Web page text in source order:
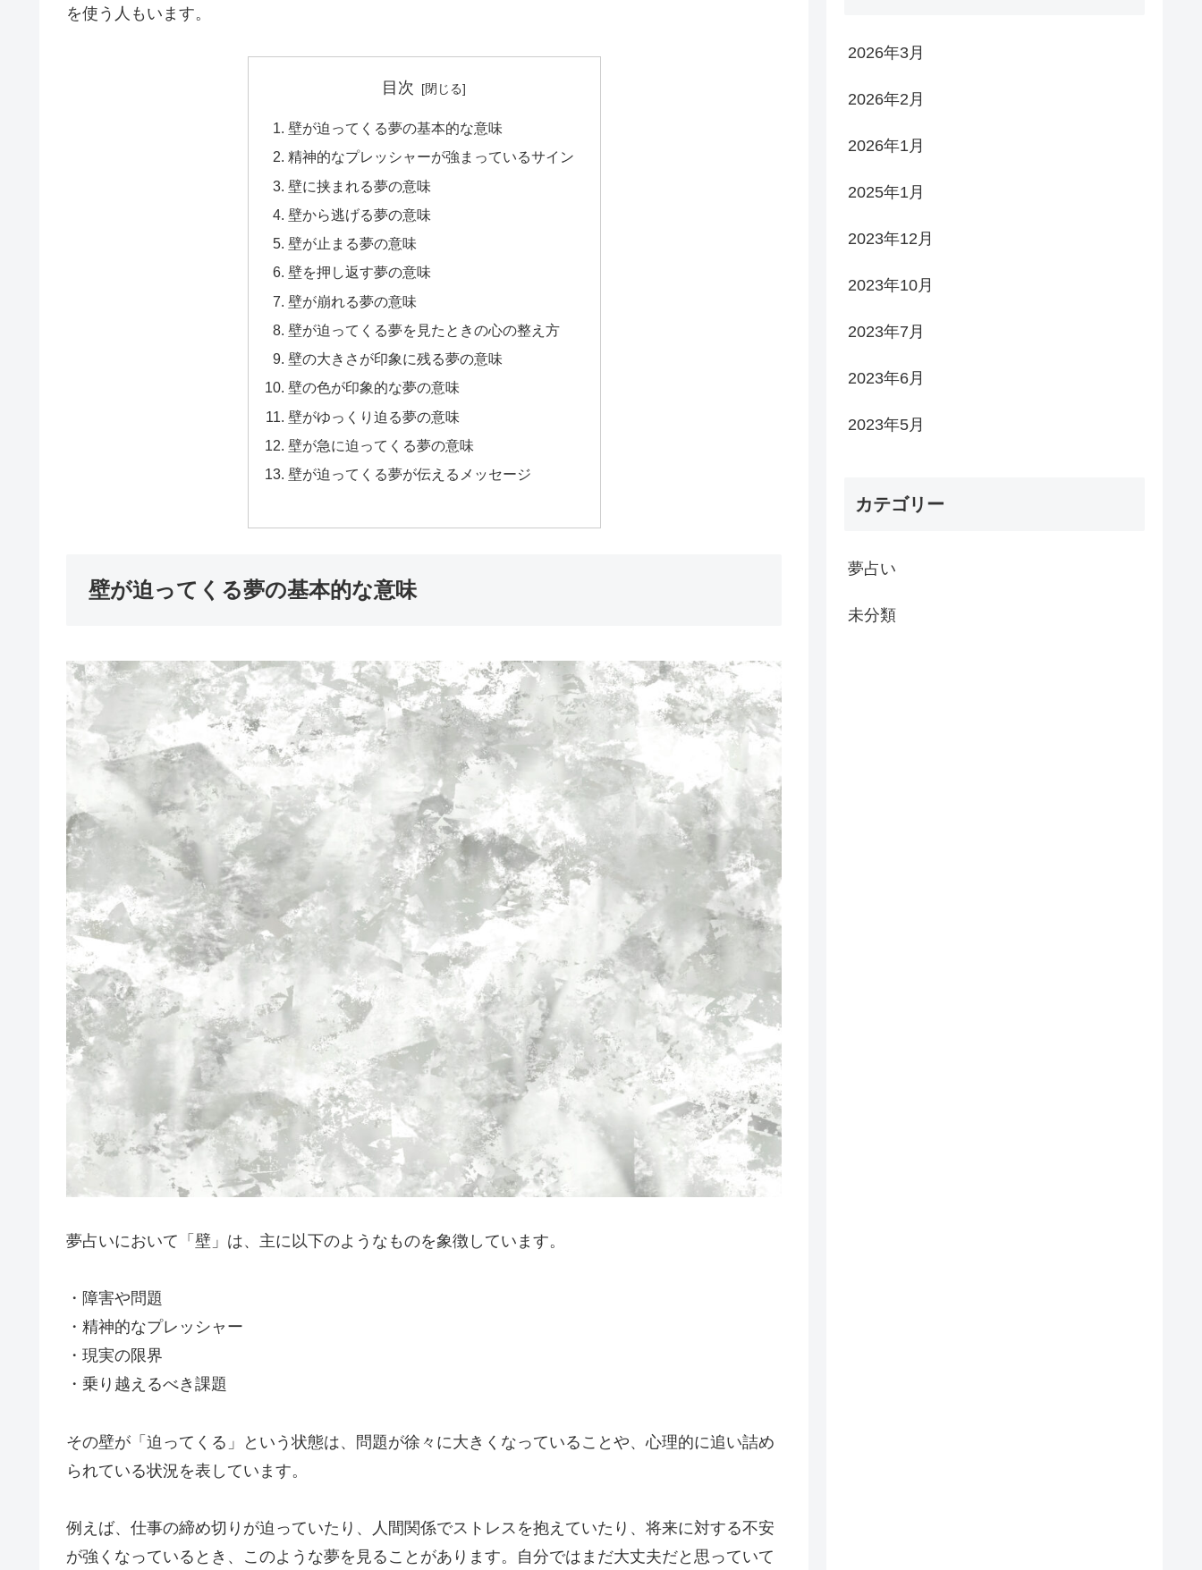
を使う人もいます。
目次
壁が迫ってくる夢の基本的な意味
精神的なプレッシャーが強まっているサイン
壁に挟まれる夢の意味
壁から逃げる夢の意味
壁が止まる夢の意味
壁を押し返す夢の意味
壁が崩れる夢の意味
壁が迫ってくる夢を見たときの心の整え方
壁の大きさが印象に残る夢の意味
壁の色が印象的な夢の意味
壁がゆっくり迫る夢の意味
壁が急に迫ってくる夢の意味
壁が迫ってくる夢が伝えるメッセージ
壁が迫ってくる夢の基本的な意味
夢占いにおいて「壁」は、主に以下のようなものを象徴しています。
・障害や問題
・精神的なプレッシャー
・現実の限界
・乗り越えるべき課題
その壁が「迫ってくる」という状態は、問題が徐々に大きくなっていることや、心理的に追い詰め
られている状況を表しています。
例えば、仕事の締め切りが迫っていたり、人間関係でストレスを抱えていたり、将来に対する不安
が強くなっているとき、このような夢を見ることがあります。自分ではまだ大丈夫だと思っていて
2026年3月
2026年2月
2026年1月
2025年1月
2023年12月
2023年10月
2023年7月
2023年6月
2023年5月
カテゴリー
夢占い
未分類